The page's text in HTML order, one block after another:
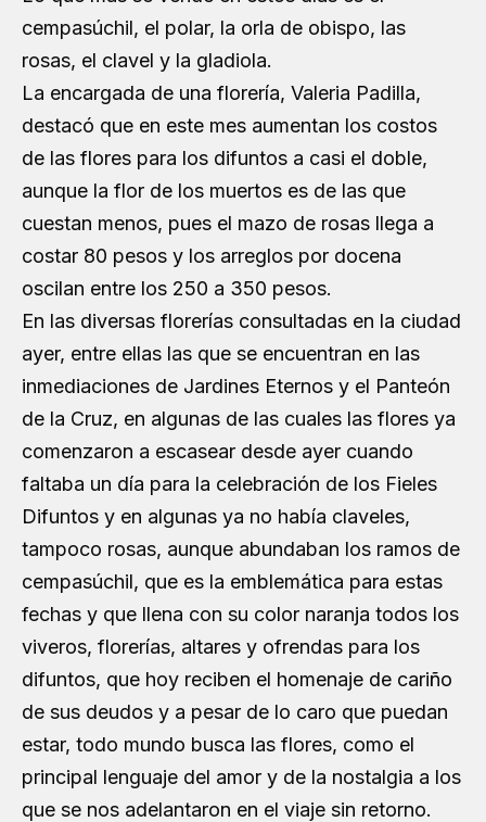
cempasúchil, el polar, la orla de obispo, las
rosas, el clavel y la gladiola.
La encargada de una florería, Valeria Padilla,
destacó que en este mes aumentan los costos
de las flores para los difuntos a casi el doble,
aunque la flor de los muertos es de las que
cuestan menos, pues el mazo de rosas llega a
costar 80 pesos y los arreglos por docena
oscilan entre los 250 a 350 pesos.
En las diversas florerías consultadas en la ciudad
ayer, entre ellas las que se encuentran en las
inmediaciones de Jardines Eternos y el Panteón
de la Cruz, en algunas de las cuales las flores ya
comenzaron a escasear desde ayer cuando
faltaba un día para la celebración de los Fieles
Difuntos y en algunas ya no había claveles,
tampoco rosas, aunque abundaban los ramos de
cempasúchil, que es la emblemática para estas
fechas y que llena con su color naranja todos los
viveros, florerías, altares y ofrendas para los
difuntos, que hoy reciben el homenaje de cariño
de sus deudos y a pesar de lo caro que puedan
estar, todo mundo busca las flores, como el
principal lenguaje del amor y de la nostalgia a los
que se nos adelantaron en el viaje sin retorno.